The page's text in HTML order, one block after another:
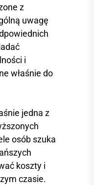
z
uwagę
i
właśnie do
jedna z
osób szuka
koszty i
czasie.